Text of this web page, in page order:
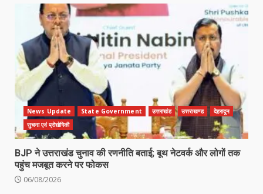
News Update State Government उत्तराखंड उत्तराखण्ड
देहरादून
सुचना एवं प्रोद्योगिकी
BJP ने उत्तराखंड चुनाव की रणनीति बताई; बूथ नेटवर्क और लोगों तक
पहुंच मजबूत करने पर फोकस
06/08/2026